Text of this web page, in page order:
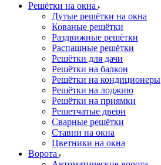
Решётки на окна
Дутые решётки на окна
Кованые решётки
Раздвижные решётки
Распашные решётки
Решётки для дачи
Решётки на балкон
Решётки на кондиционеры
Решётки на лоджию
Решётки на приямки
Решетчатые двери
Сварные решётки
Ставни на окна
Цветники на окна
Ворота